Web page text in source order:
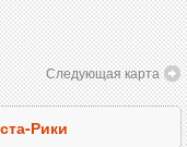
Следующая карта
Рики